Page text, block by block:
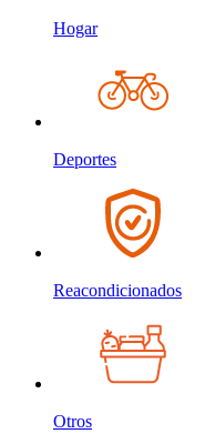
Hogar
Deportes
Reacondicionados
Otros